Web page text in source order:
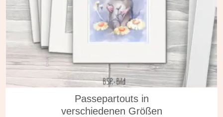
20x25/12x18 cm 25x35/19x29
Passepartouts in
verschiedenen Größen